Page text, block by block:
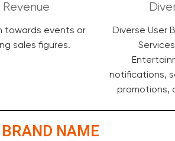
Revenue
towards events or
sales figures.
Diverse User
notifications,
promotions,
NAME